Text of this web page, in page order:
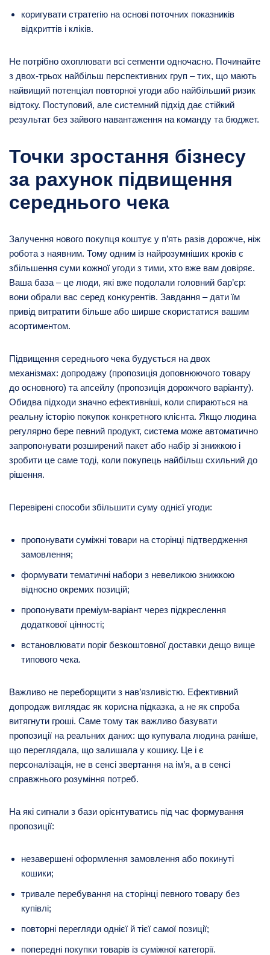
коригувати стратегію на основі поточних показників
відкриттів і кліків.
Не потрібно охоплювати всі сегменти одночасно. Починайте
з двох-трьох найбільш перспективних груп – тих, що мають
найвищий потенціал повторної угоди або найбільший ризик
відтоку. Поступовий, але системний підхід дає стійкий
результат без зайвого навантаження на команду та бюджет.
Точки зростання бізнесу
за рахунок підвищення
середнього чека
Залучення нового покупця коштує у п’ять разів дорожче, ніж
робота з наявним. Тому одним із найрозумніших кроків є
збільшення суми кожної угоди з тими, хто вже вам довіряє.
Ваша база – це люди, які вже подолали головний бар’єр:
вони обрали вас серед конкурентів. Завдання – дати їм
привід витратити більше або ширше скористатися вашим
асортиментом.
Підвищення середнього чека будується на двох
механізмах: допродажу (пропозиція доповнюючого товару
до основного) та апсейлу (пропозиція дорожчого варіанту).
Обидва підходи значно ефективніші, коли спираються на
реальну історію покупок конкретного клієнта. Якщо людина
регулярно бере певний продукт, система може автоматично
запропонувати розширений пакет або набір зі знижкою і
зробити це саме тоді, коли покупець найбільш схильний до
рішення.
Перевірені способи збільшити суму однієї угоди:
пропонувати суміжні товари на сторінці підтвердження
замовлення;
формувати тематичні набори з невеликою знижкою
відносно окремих позицій;
пропонувати преміум-варіант через підкреслення
додаткової цінності;
встановлювати поріг безкоштовної доставки дещо вище
типового чека.
Важливо не переборщити з нав’язливістю. Ефективний
допродаж виглядає як корисна підказка, а не як спроба
витягнути гроші. Саме тому так важливо базувати
пропозиції на реальних даних: що купувала людина раніше,
що переглядала, що залишала у кошику. Це і є
персоналізація, не в сенсі звертання на ім’я, а в сенсі
справжнього розуміння потреб.
На які сигнали з бази орієнтуватись під час формування
пропозиції:
незавершені оформлення замовлення або покинуті
кошики;
тривале перебування на сторінці певного товару без
купівлі;
повторні перегляди однієї й тієї самої позиції;
попередні покупки товарів із суміжної категорії.